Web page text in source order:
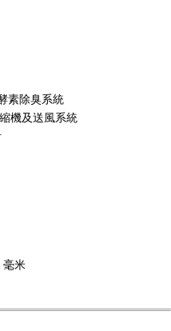
素除臭系統
機及送風系統
毫米